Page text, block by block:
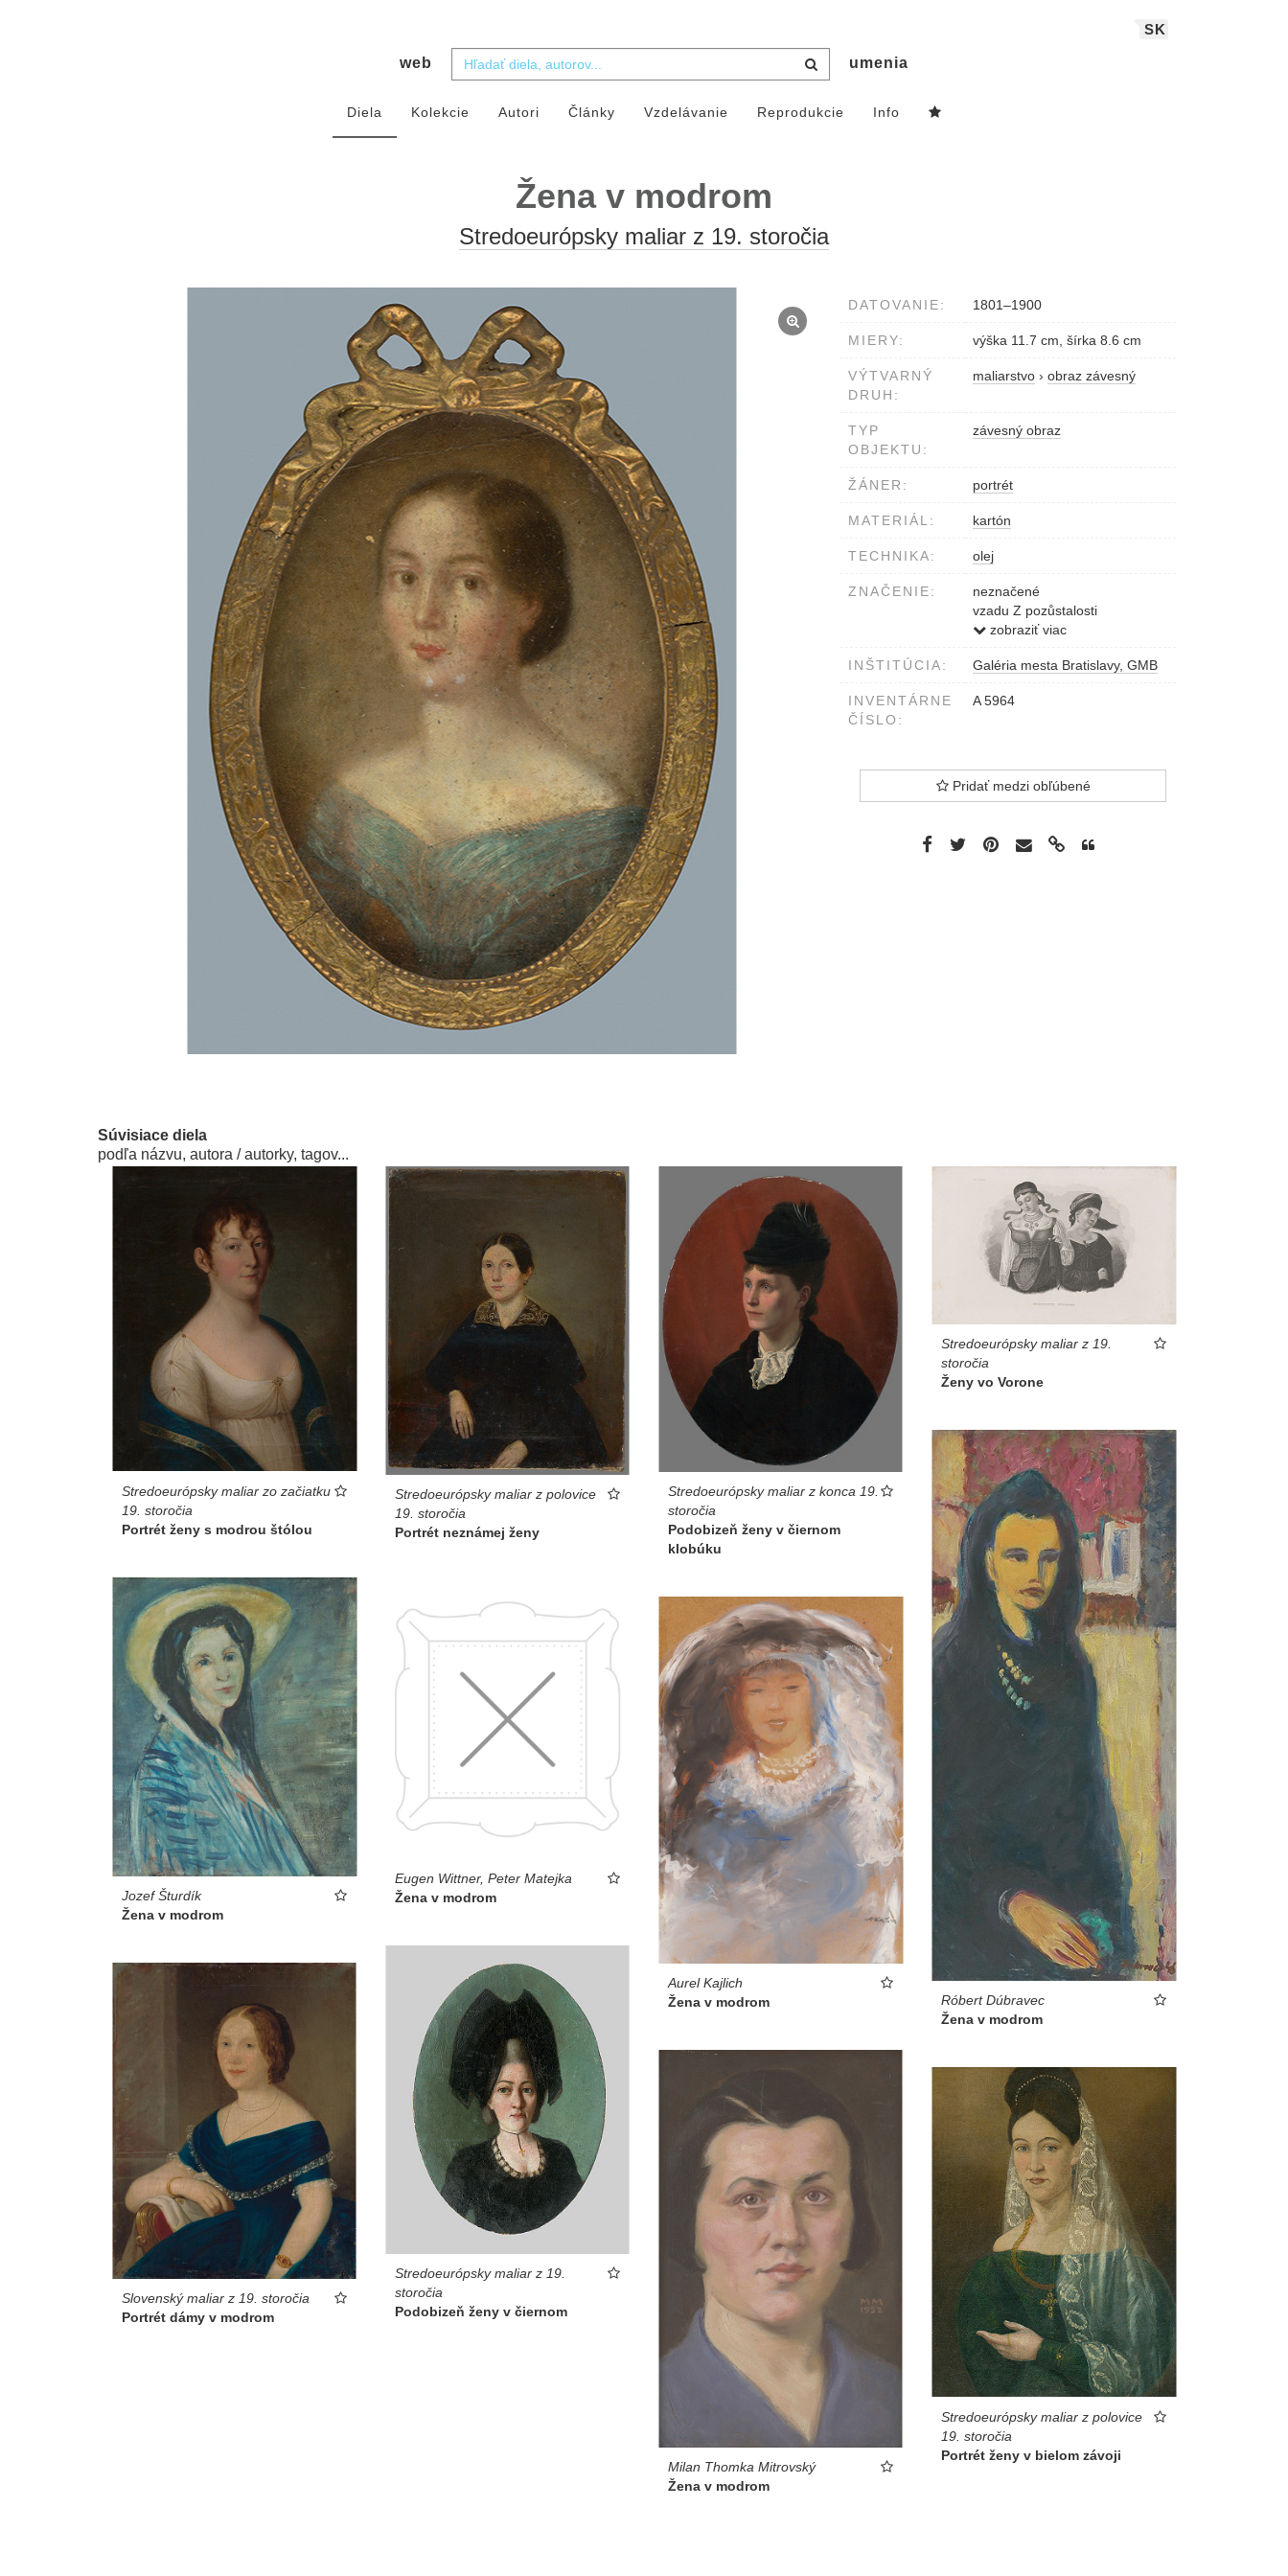
SK
web umenia
Diela Kolekcie Autori Články Vzdelávanie Reprodukcie Info
Žena v modrom
Stredoeurópsky maliar z 19. storočia
DATOVANIE: 1801–1900
MIERY: výška 11.7 cm, šírka 8.6 cm
VÝTVARNÝ
DRUH:
maliarstvo › obraz závesný
TYP
OBJEKTU:
závesný obraz
ŽÁNER: portrét
MATERIÁL: kartón
TECHNIKA: olej
ZNAČENIE:
neznačené
vzadu Z pozůstalosti
cestovatele prof. Kremena
zobraziť viac
INŠTITÚCIA: Galéria mesta Bratislavy, GMB
INVENTÁRNE
ČÍSLO:
A 5964
Pridať medzi obľúbené
Súvisiace diela
podľa názvu, autora / autorky, tagov...
Stredoeurópsky maliar zo začiatku
19. storočia
Portrét ženy s modrou štólou
Stredoeurópsky maliar z polovice
19. storočia
Portrét neznámej ženy
Stredoeurópsky maliar z konca 19.
storočia
Podobizeň ženy v čiernom
klobúku
Stredoeurópsky maliar z 19.
storočia
Ženy vo Vorone
Róbert Dúbravec
Žena v modrom
Jozef Šturdík
Žena v modrom
Eugen Wittner, Peter Matejka
Žena v modrom
Aurel Kajlich
Žena v modrom
Stredoeurópsky maliar z 19.
storočia
Podobizeň ženy v čiernom
Slovenský maliar z 19. storočia
Portrét dámy v modrom
Milan Thomka Mitrovský
Žena v modrom
Stredoeurópsky maliar z polovice
19. storočia
Portrét ženy v bielom závoji